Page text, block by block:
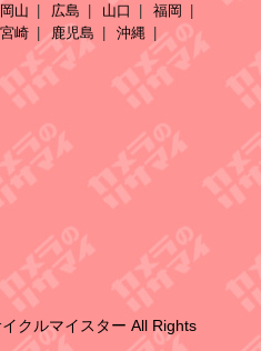
岡山 広島 山口
福岡
宮崎 鹿児島 沖縄
クルマイスター All Rights